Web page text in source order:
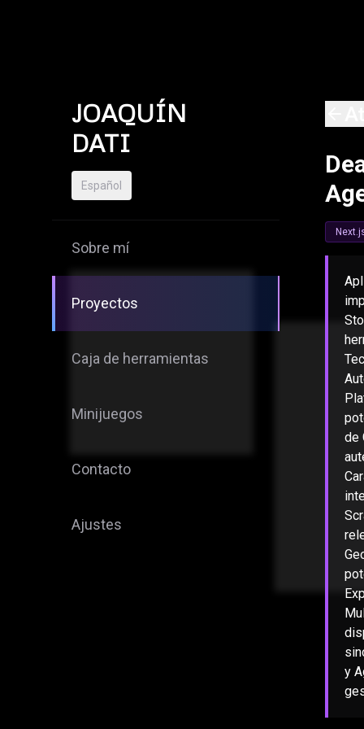
JOAQUÍN
DATI
Español
Sobre mí
Proyectos
Caja de herramientas
Minijuegos
Contacto
Ajustes
de
y